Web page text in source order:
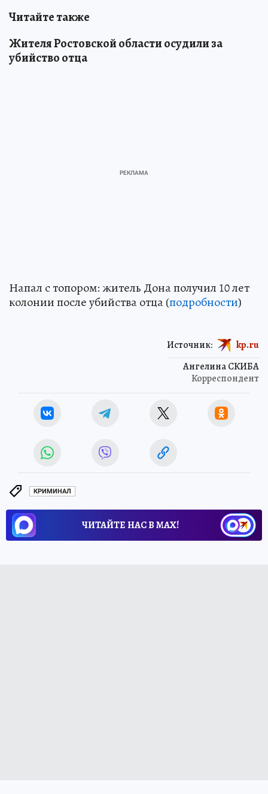
Читайте также
Жителя Ростовской области осудили за
убийство отца
Напал с топором: житель Дона получил 10 лет
колонии после убийства отца (подробности)
Ангелина СКИБА
Корреспондент
Источник: kp.ru
КРИМИНАЛ
ЧИТАЙТЕ НАС В МАХ!